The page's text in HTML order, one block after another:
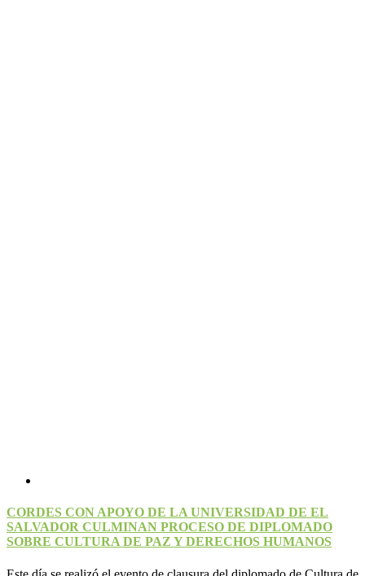
CORDES CON APOYO DE LA UNIVERSIDAD DE EL
SALVADOR CULMINAN PROCESO DE DIPLOMADO
SOBRE CULTURA DE PAZ Y DERECHOS HUMANOS